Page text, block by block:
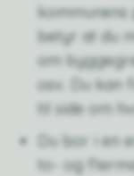
betyr at du
om
osv. Du kan
til side om
Du bor i en
to- og